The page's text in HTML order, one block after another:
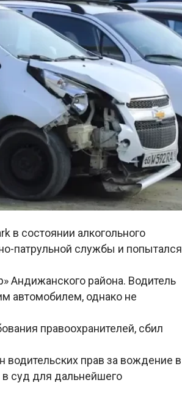
в состоянии алкогольного
патрульной службы и попытался
Андижанского района. Водитель
автомобилем, однако не
правоохранителей, сбил
прав за вождение в
суд для дальнейшего